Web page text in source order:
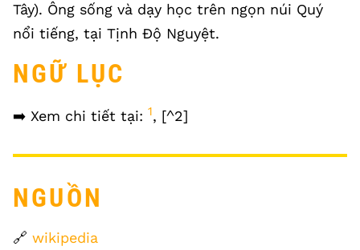
Tây). Ông sống và dạy học trên ngọn núi Quý
nổi tiếng, tại Tịnh Độ Nguyệt.
NGỮ LỤC
➡️ Xem chi tiết tại: 1, [^2]
NGUỒN
🔗 wikipedia